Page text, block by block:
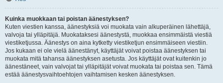
Kuinka muokkaan tai poistan äänestyksen?
Kuten viestien kanssa, äänestyksiä voi muokata vain alkuperäinen lähettäjä,
valvoja tai ylläpitäjä. Muokataksesi äänestystä, muokkaa ensimmäistä viestiä
viestiketjussa. Äänestys on aina kytketty viestiketjun ensimmäiseen viestiin.
Jos kukaan ei ole vielä äänestänyt, käyttäjät voivat poistaa äänestyksen tai
muokata mitä tahansa äänestyksen asetusta. Jos käyttäjät ovat kuitenkin jo
äänestäneet, vain valvojat tai ylläpitäjät voivat muokata tai poistaa sen. Tämä
estää äänestysvaihtoehtojen vaihtamisen kesken äänestyksen.